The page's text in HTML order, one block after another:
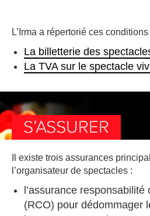
L’Irma a répertorié ces
La billetterie des
La TVA sur le spectacle
S’ASSURER
Il existe trois assurances
l’organisateur de spectacles :
l’assurance
(RCO) pour dédommager